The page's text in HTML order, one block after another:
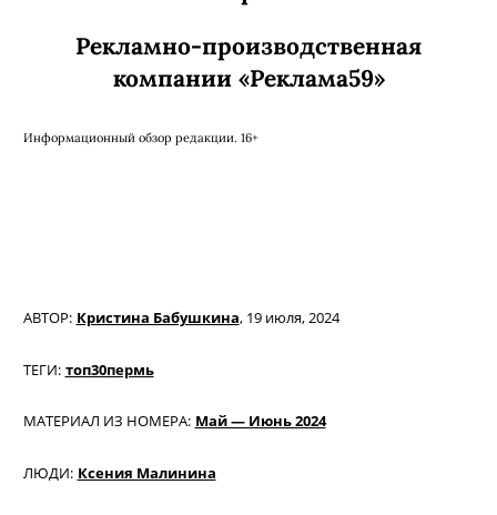
Рекламно-производственная
компании «Реклама59»
Информационный обзор редакции. 16+
АВТОР: Кристина Бабушкина, 19 июля, 2024
ТЕГИ: топ30пермь
МАТЕРИАЛ ИЗ НОМЕРА: Май — Июнь 2024
ЛЮДИ: Ксения Малинина